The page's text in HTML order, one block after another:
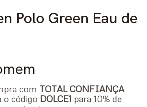
Polo Green Eau de
com TOTAL CONFIANÇA
o código DOLCE1 para 10% de